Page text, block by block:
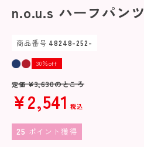
n.o.u.s ハーフパンツ
商品番号 48248-252-
30％off
定価 ¥3,630のところ
¥2,541 税込
25 ポイント獲得